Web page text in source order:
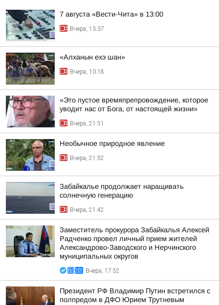
7 августа «Вести-Чита» в 13:00
Вчера, 13:37
«Алханын ехэ шан»
Вчера, 10:18
«Это пустое времяпрепровождение, которое
уводит нас от Бога, от настоящей жизни»
Вчера, 21:51
Необычное природное явление
Вчера, 21:52
Забайкалье продолжает наращивать
солнечную генерацию
Вчера, 21:42
Заместитель прокурора Забайкалья Алексей
Радченко провел личный прием жителей
Александрово-Заводского и Нерчинского
муниципальных округов
Вчера, 17:52
Президент РФ Владимир Путин встретился с
полпредом в ДФО Юрием Трутневым